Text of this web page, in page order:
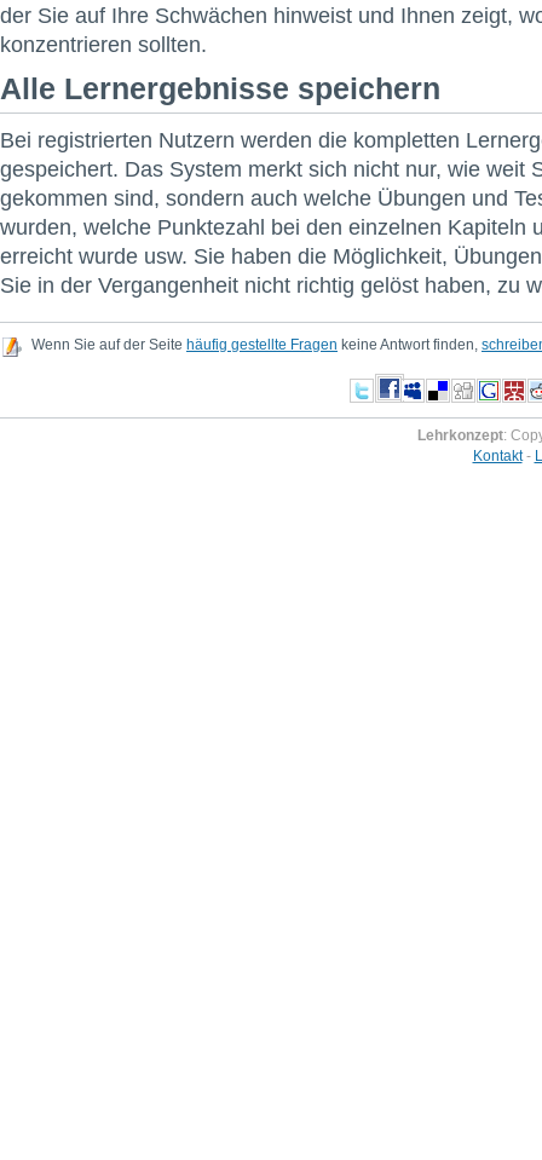
der Sie auf Ihre Schwächen hinweist und Ihnen zeigt,
konzentrieren sollten.
Alle Lernergebnisse speichern
Bei registrierten Nutzern werden die kompletten
gespeichert. Das System merkt sich nicht nur, wie weit
gekommen sind, sondern auch welche Übungen und
wurden, welche Punktezahl bei den einzelnen Kapiteln
erreicht wurde usw. Sie haben die Möglichkeit,
Sie in der Vergangenheit nicht richtig gelöst haben, zu
Wenn Sie auf der Seite häufig gestellte Fragen keine Antwort finden,
Lehrkonzept:
Kontakt-